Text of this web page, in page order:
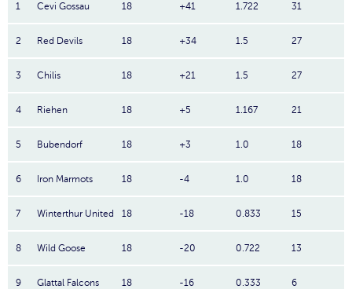
1 Cevi Gossau 18 +41 1.722 31
2 Red Devils 18 +34 1.5 27
3 Chilis 18 +21 1.5 27
4 Riehen 18 +5 1.167 21
5 Bubendorf 18 +3 1.0 18
6 Iron Marmots 18 -4 1.0 18
7 Winterthur United 18 -18 0.833 15
8 Wild Goose 18 -20 0.722 13
9 Glattal Falcons 18 -16 0.333 6